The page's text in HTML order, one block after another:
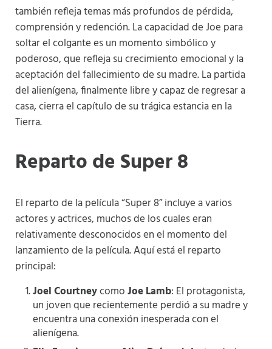
también refleja temas más profundos de pérdida,
comprensión y redención. La capacidad de Joe para
soltar el colgante es un momento simbólico y
poderoso, que refleja su crecimiento emocional y la
aceptación del fallecimiento de su madre. La partida
del alienígena, finalmente libre y capaz de regresar a
casa, cierra el capítulo de su trágica estancia en la
Tierra.
Reparto de Super 8
El reparto de la película “Super 8” incluye a varios
actores y actrices, muchos de los cuales eran
relativamente desconocidos en el momento del
lanzamiento de la película. Aquí está el reparto
principal:
Joel CourtneycomoJoe Lamb: El protagonista,
un joven que recientemente perdió a su madre y
encuentra una conexión inesperada con el
alienígena.